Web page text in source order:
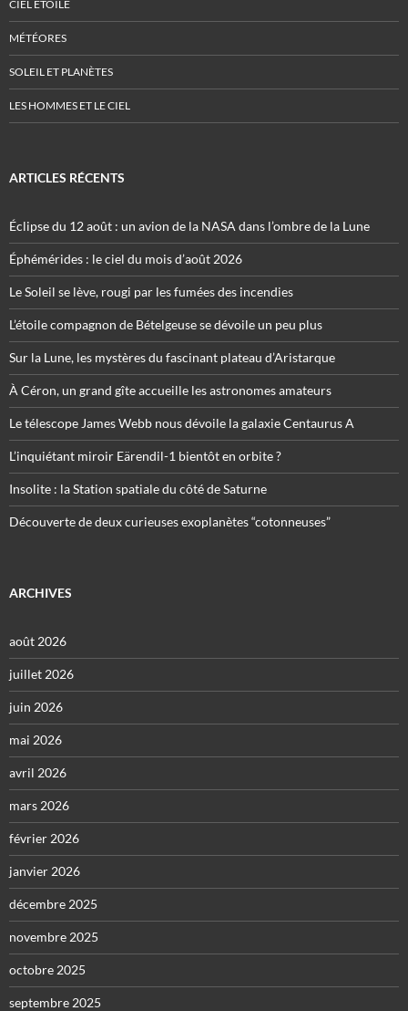
CIEL ÉTOILÉ
MÉTÉORES
SOLEIL ET PLANÈTES
LES HOMMES ET LE CIEL
ARTICLES RÉCENTS
Éclipse du 12 août : un avion de la NASA dans l’ombre de la Lune
Éphémérides : le ciel du mois d’août 2026
Le Soleil se lève, rougi par les fumées des incendies
L’étoile compagnon de Bételgeuse se dévoile un peu plus
Sur la Lune, les mystères du fascinant plateau d’Aristarque
À Céron, un grand gîte accueille les astronomes amateurs
Le télescope James Webb nous dévoile la galaxie Centaurus A
L’inquiétant miroir Eärendil-1 bientôt en orbite ?
Insolite : la Station spatiale du côté de Saturne
Découverte de deux curieuses exoplanètes “cotonneuses”
ARCHIVES
août 2026
juillet 2026
juin 2026
mai 2026
avril 2026
mars 2026
février 2026
janvier 2026
décembre 2025
novembre 2025
octobre 2025
septembre 2025